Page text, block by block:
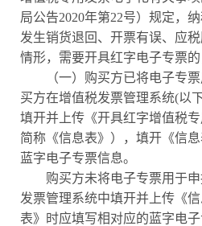
局公告2020年第22号）规定，
发生销货退回、开票有误、应
情形，需要开具红字电子专票的
（一）购买方已将电子专票
买方在增值税发票管理系统(以
填开并上传《开具红字增值税
简称《信息表》），填开《信
蓝字电子专票信息。
购买方未将电子专票用于申
发票管理系统中填开并上传《
表》时应填写相对应的蓝字电子